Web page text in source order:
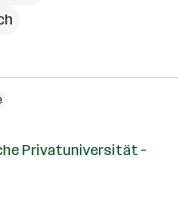
Privatuniversität –